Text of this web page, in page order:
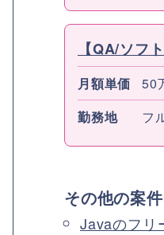
【QA/ソフ
月額単価
50
勤務地
フ
その他の案
Javaのフリ